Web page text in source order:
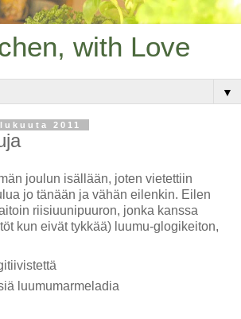
with Love
▼
2011
joulun isällään, joten vietettiin
jo tänään ja vähän eilenkin. Eilen
riisiuunipuuron, jonka kanssa
kun eivät tykkää) luumu-glogikeiton,
luumumarmeladia